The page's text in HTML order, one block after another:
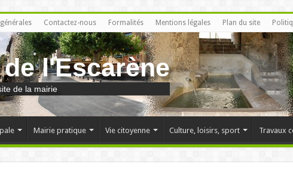
Contactez-nous Formalités Mentions légales Plan du site
l'Escarène
de la mairie
Mairie pratique Vie citoyenne Culture, loisirs, sport Travaux